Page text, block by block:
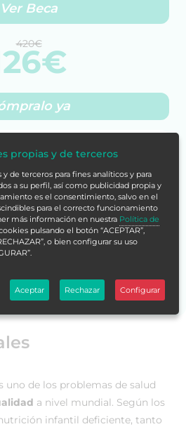
uno de los problemas de salud
a nivel mundial. Según los
infantil deficiente, tanto
Ver Beca
420€
ya
acumularías
504 puntos
Más info
listos para ayudarte!
por WhatsApp.
ayuda?
propias y de terceros
de terceros para fines analíticos y para
a su perfil, así como publicidad propia y
es el consentimiento, salvo en el
para el correcto funcionamiento
más información en nuestra Política de
pulsando el botón “ACEPTAR”,
o bien configurar su uso
Aceptar Rechazar Configurar